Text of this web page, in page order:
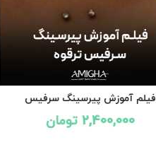
فیلم آموزش پیرسینگ سرفیس
(سارفیس) -- ترقوه
2,400,000 تومان